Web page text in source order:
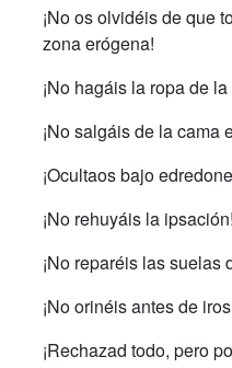
¡No os olvidéis de que
zona erógena!
¡No hagáis la ropa de
¡No salgáis de la cama
¡Ocultaos bajo
¡No rehuyáis la ipsación!
¡No reparéis las suelas
¡No orinéis antes de
¡Rechazad todo, pero